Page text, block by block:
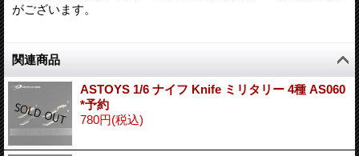
がございます。
関連商品
ASTOYS 1/6 ナイフ Knife ミリタリー 4種 AS060
*予約
780円(税込)